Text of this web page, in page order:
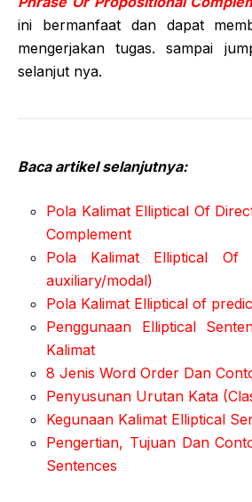
ini bermanfaat dan dapat
mengerjakan tugas. sampai
selanjut nya.
Baca artikel selanjutnya:
Pola Kalimat Elliptical Of
Complement
Pola Kalimat Elliptical
auxiliary/modal)
Pola Kalimat Elliptical of
Penggunaan Elliptical
Kalimat
8 Jenis Word Order Dan
Penyusunan Urutan Kata
Kegunaan Kalimat Elliptical
Pengertian, Tujuan Dan
Sentences